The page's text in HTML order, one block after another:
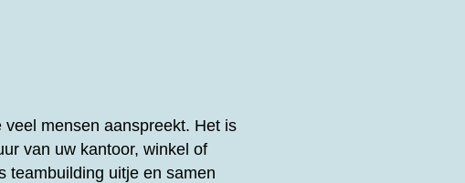
mensen aanspreekt. Het is
van uw kantoor, winkel of
teambuilding uitje en samen